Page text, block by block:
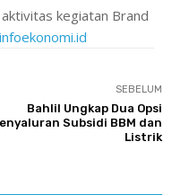
kegiatan Brand
SEBELUM
Bahlil Ungkap Dua Opsi
Subsidi BBM dan
Listrik